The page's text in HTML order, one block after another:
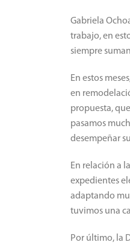
Gabriela
trabajo, en
siempre
En estos
en
propuesta,
pasamos
desempeñar
En relación a
expedientes
adaptando
tuvimos una
Por último, la